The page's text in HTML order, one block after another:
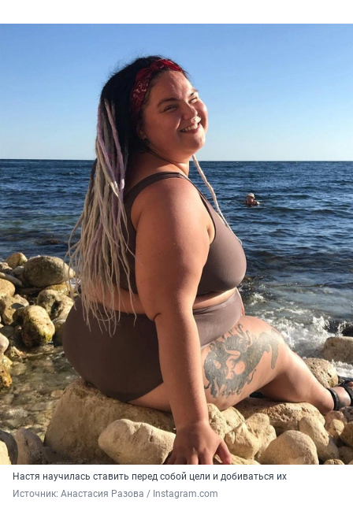
Настя научилась ставить перед собой цели и добиваться их
Источник: Анастасия Разова / Instagram.com